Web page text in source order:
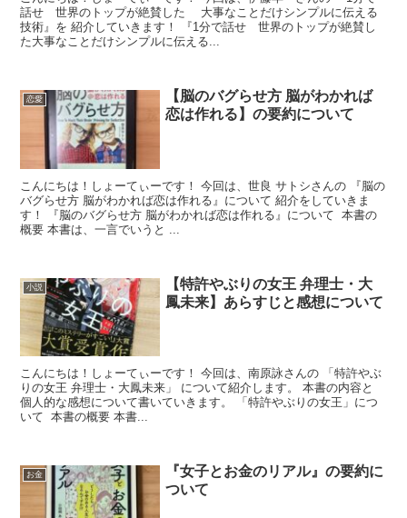
話せ 世界のトップが絶賛した 大事なことだけシンプルに伝える
技術』を 紹介していきます！ 『1分で話せ 世界のトップが絶賛し
た大事なことだけシンプルに伝える...
恋愛
【脳のバグらせ方 脳がわかれば
恋は作れる】の要約について
こんにちは！しょーてぃーです！ 今回は、世良 サトシさんの 『脳の
バグらせ方 脳がわかれば恋は作れる』について 紹介をしていきま
す！ 『脳のバグらせ方 脳がわかれば恋は作れる』について 本書の
概要 本書は、一言でいうと ...
小説
【特許やぶりの女王 弁理士・大
鳳未来】あらすじと感想について
こんにちは！しょーてぃーです！ 今回は、南原詠さんの 「特許やぶ
りの女王 弁理士・大鳳未来」 について紹介します。 本書の内容と
個人的な感想について書いていきます。 「特許やぶりの女王」につ
いて 本書の概要 本書...
お金
『女子とお金のリアル』の要約に
ついて